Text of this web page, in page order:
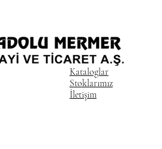
Kataloglar
Stoklarımız
İletişim